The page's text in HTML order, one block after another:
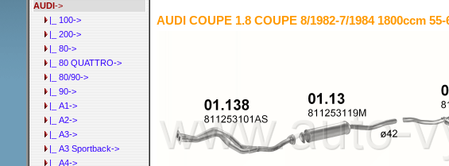
AUDI ->
|_ 100->
|_ 200->
|_ 80->
|_ 80 QUATTRO->
|_ 80/90->
|_ 90->
|_ A1->
|_ A2->
|_ A3->
|_ A3 Sportback->
|_ A4->
AUDI COUPE 1.8 COUPE 8/1982-7/1984 1800ccm